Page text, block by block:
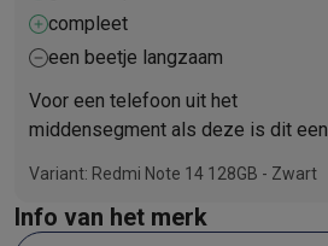
compleet
een beetje langzaam
Voor een telefoon uit het
middensegment als deze is dit een
Variant: Redmi Note 14 128GB - Zwart
Info van het merk